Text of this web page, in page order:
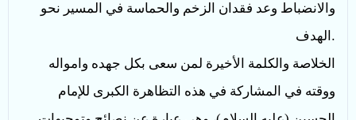
والانضباط وعد فقدان الزخم والحماسة في المسير نحو
الهدف .
الخلاصة والكلمة الأخيرة لمن سعى بكل جهده وامواله
ووقته في المشاركة في هذه التظاهرة الكبرى للإمام